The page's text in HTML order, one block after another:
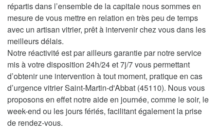
répartis dans l’ensemble de la capitale nous sommes en
mesure de vous mettre en relation en très peu de temps
avec un artisan vitrier, prêt à intervenir chez vous dans les
meilleurs délais.
Notre réactivité est par ailleurs garantie par notre service
mis à votre disposition 24h/24 et 7j/7 vous permettant
d’obtenir une intervention à tout moment, pratique en cas
d’urgence vitrier Saint-Martin-d'Abbat (45110). Nous vous
proposons en effet notre aide en journée, comme le soir, le
week-end ou les jours fériés, facilitant également la prise
de rendez-vous.